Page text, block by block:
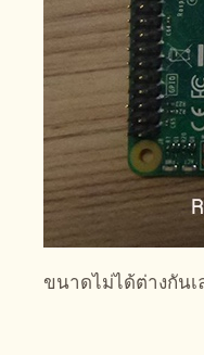
ขนาดไม่ได้ต่างกันเ